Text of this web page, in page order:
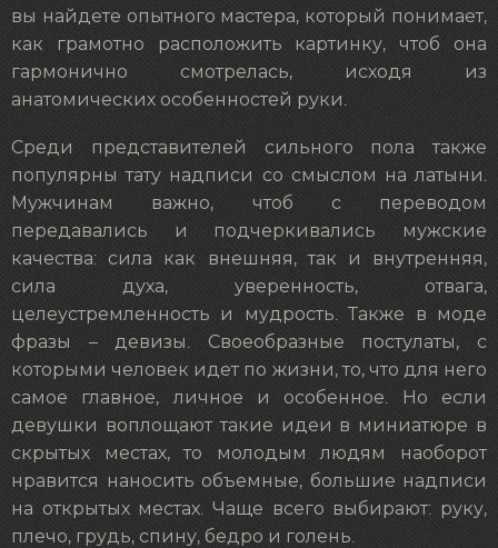
вы найдете опытного мастера, который понимает,
как грамотно расположить картинку, чтоб она
гармонично смотрелась, исходя из
анатомических особенностей руки.
Среди представителей сильного пола также
популярнытату надписи со смыслом на латыни.
Мужчинам важно, чтоб с переводом
передавались и подчеркивались мужские
качества: сила как внешняя, так и внутренняя,
сила духа, уверенность, отвага,
целеустремленность и мудрость. Также в моде
фразы – девизы. Своеобразные постулаты, с
которыми человек идет по жизни, то, что для него
самое главное, личное и особенное. Но если
девушки воплощают такие идеи в миниатюре в
скрытых местах, то молодым людям наоборот
нравится наносить объемные, большие надписи
на открытых местах. Чаще всего выбирают: руку,
плечо, грудь, спину, бедро и голень.